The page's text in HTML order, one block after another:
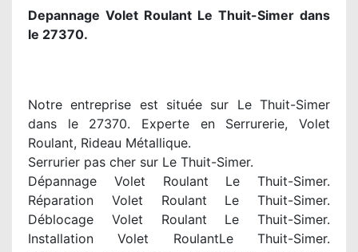
Depannage Volet Roulant Le Thuit-Simer dans
le 27370.
Notre entreprise est située sur Le Thuit-Simer
dans le 27370. Experte en Serrurerie, Volet
Roulant, Rideau Métallique.
Serrurier pas cher sur Le Thuit-Simer.
Dépannage Volet Roulant Le Thuit-Simer.
Réparation Volet Roulant Le Thuit-Simer.
Déblocage Volet Roulant Le Thuit-Simer.
Installation Volet RoulantLe Thuit-Simer.